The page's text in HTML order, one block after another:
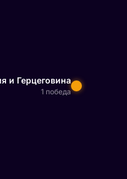
и Герцеговина
1 победа